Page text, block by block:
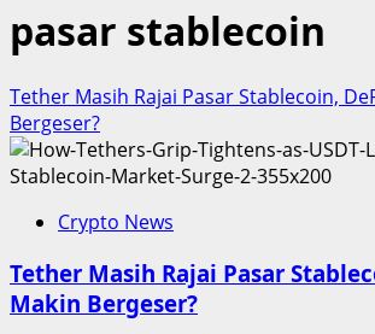
pasar stablecoin
Tether Masih Rajai Pasar Stablecoin,
Bergeser?
Crypto News
Tether Masih Rajai Pasar
Makin Bergeser?